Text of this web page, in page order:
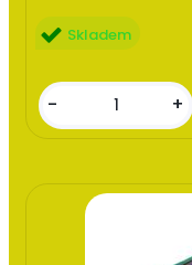
Skladem
- +